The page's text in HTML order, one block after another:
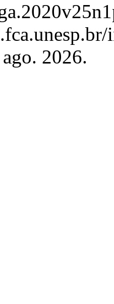
2026.